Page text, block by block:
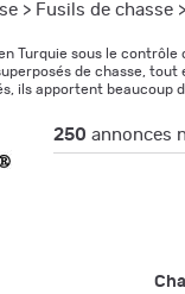
> Fusils de chasse >
Turquie sous le
de chasse,
ils apportent beaucoup
250 annonces